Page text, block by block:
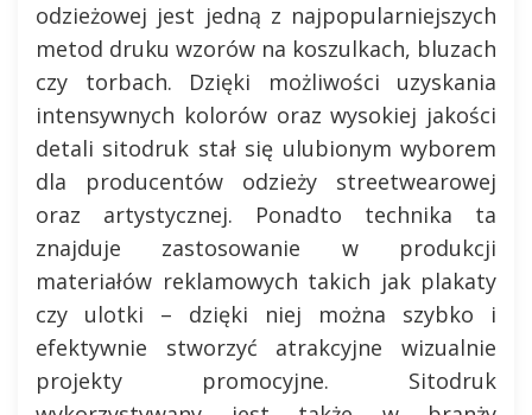
odzieżowej jest jedną z najpopularniejszych
metod druku wzorów na koszulkach, bluzach
czy torbach. Dzięki możliwości uzyskania
intensywnych kolorów oraz wysokiej jakości
detali sitodruk stał się ulubionym wyborem
dla producentów odzieży streetwearowej
oraz artystycznej. Ponadto technika ta
znajduje zastosowanie w produkcji
materiałów reklamowych takich jak plakaty
czy ulotki – dzięki niej można szybko i
efektywnie stworzyć atrakcyjne wizualnie
projekty promocyjne. Sitodruk